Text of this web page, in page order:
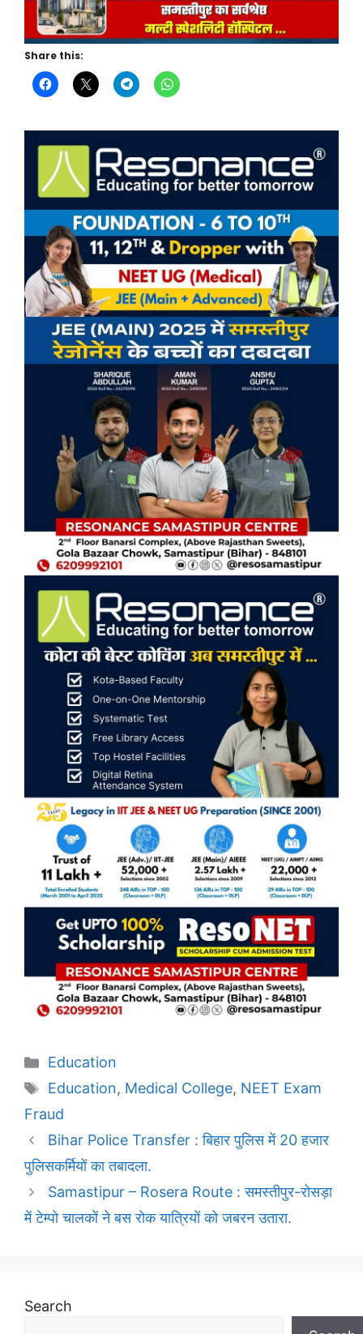
Share this:
Categories
Education
Tags
Education, Medical College, NEET Exam
Fraud
Bihar Police Transfer : बिहार पुलिस में 20 हजार
पुलिसकर्मियों का तबादला.
Samastipur – Rosera Route : समस्तीपुर-रोसड़ा
में टेम्पो चालकों ने बस रोक यात्रियों को जबरन उतारा.
Search